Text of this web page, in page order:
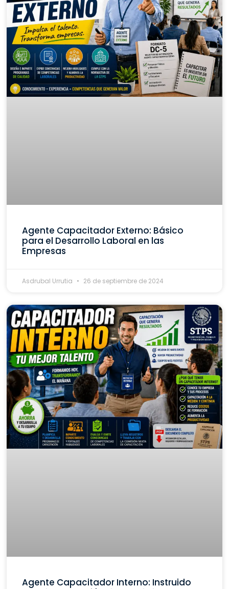
Agente Capacitador Externo: Básico
para el Desarrollo Laboral en las
Empresas
Asdrubal Urrutia 26 de septiembre de 2024
Agente Capacitador Interno: Instruido